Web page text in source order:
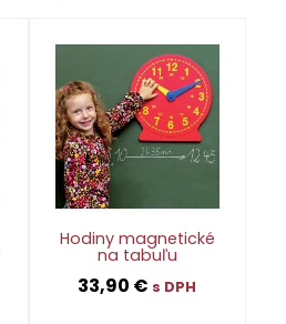
Hodiny magnetické
na tabuľu
33,90 € s DPH